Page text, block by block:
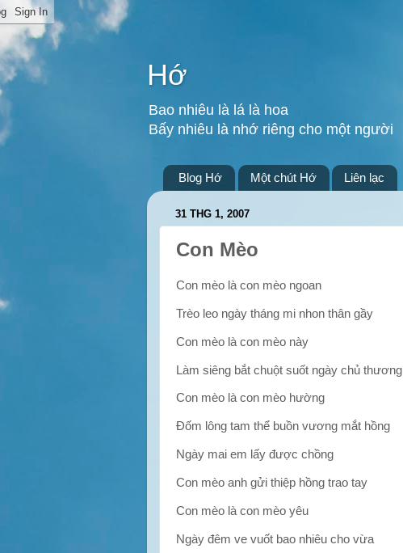
Hớ
Bao nhiêu là lá là hoa
Bấy nhiêu là nhớ riêng cho một người
Blog Hớ Một chút Hớ Liên lạc
31 THG 1, 2007
Con Mèo
Con mèo là con mèo ngoan
Trèo leo ngày tháng mi nhon thân gầy
Con mèo là con mèo này
Làm siêng bắt chuột suốt ngày chủ thương
Con mèo là con mèo hường
Đốm lông tam thể buồn vương mắt hồng
Ngày mai em lấy được chồng
Con mèo anh gửi thiệp hồng trao tay
Con mèo là con mèo yêu
Ngày đêm ve vuốt bao nhiêu cho vừa